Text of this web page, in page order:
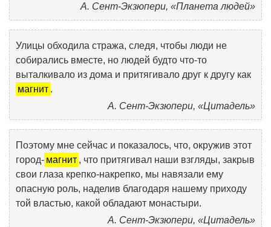
А. Сент-Экзюпери, «Планета людей»
Улицы обходила стража, следя, чтобы люди не
собирались вместе, но людей будто что-то
выталкивало из дома и притягивало друг к другу как
магнит .
А. Сент-Экзюпери, «Цитадель»
Поэтому мне сейчас и показалось, что, окружив этот
город- магнит , что притягивал наши взгляды, закрыв
свои глаза крепко-накрепко, мы навязали ему
опасную роль, наделив благодаря нашему приходу
той властью, какой обладают монастыри.
А. Сент-Экзюпери, «Цитадель»